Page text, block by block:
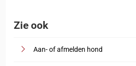
Zie ook
Aan- of afmelden hond